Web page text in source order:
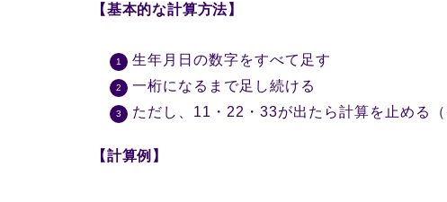
【基本的な計算方法】
生年月日の数字をすべて足す
一桁になるまで足し続ける
ただし、11・22・33が出たら計算を止める（
【計算例】